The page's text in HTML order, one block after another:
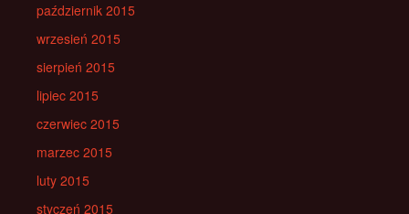
październik 2015
wrzesień 2015
sierpień 2015
lipiec 2015
czerwiec 2015
marzec 2015
luty 2015
styczeń 2015